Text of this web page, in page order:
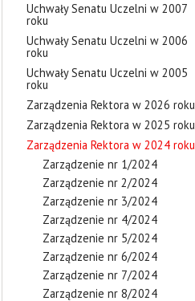
Uchwały Senatu Uczelni w 2007
roku
Uchwały Senatu Uczelni w 2006
roku
Uchwały Senatu Uczelni w 2005
roku
Zarządzenia Rektora w 2026 roku
Zarządzenia Rektora w 2025 roku
Zarządzenia Rektora w 2024 roku
Zarządzenie nr 1/2024
Zarządzenie nr 2/2024
Zarządzenie nr 3/2024
Zarządzenie nr 4/2024
Zarządzenie nr 5/2024
Zarządzenie nr 6/2024
Zarządzenie nr 7/2024
Zarządzenie nr 8/2024